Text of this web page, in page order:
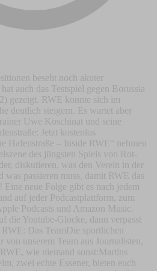
beseht noch akuter
auch das Testspiel gegen Borussia
gezeigt. RWE konnte sich im
deutlich steigern. Es wartet aber
Uwe Koschinat und seine
Jetzt kostenlos
Hafenstraße – Inside RWE“ nehmen
des jüngsten Spiels von Rot-
diskutieren, was den Verein in der
was passieren muss, damit RWE das
Eine neue Folge gibt es nach jedem
auf jeder Podcastplattform, zum
Podcasts und Amazon Music.
die Youtube-Glocke, dann verpasst
Das TeamDie sportlichen
unserem Team aus Journalisten,
wie niemand sonst:Martins
zwei echte Essener, bieten euch